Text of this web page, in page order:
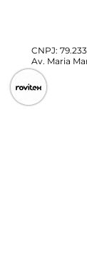
CNPJ:
Av. Maria